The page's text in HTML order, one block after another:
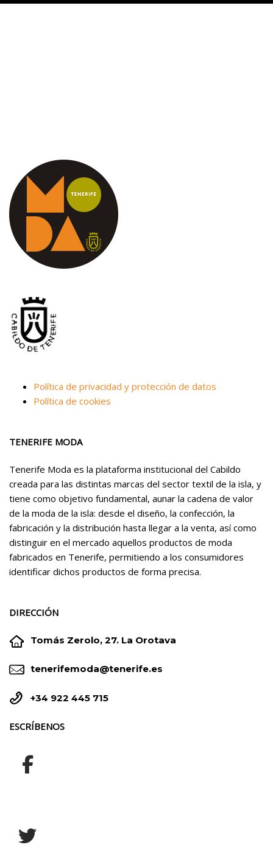
Política de privacidad y protección de datos
Política de cookies
TENERIFE MODA
Tenerife Moda es la plataforma institucional del Cabildo
creada para las distintas marcas del sector textil de la isla, y
tiene como objetivo fundamental, aunar la cadena de valor
de la moda de la isla: desde el diseño, la confección, la
fabricación y la distribución hasta llegar a la venta, así como
distinguir en el mercado aquellos productos de moda
fabricados en Tenerife, permitiendo a los consumidores
identificar dichos productos de forma precisa.
DIRECCIÓN

 Tomás Zerolo, 27. La Orotava

 tenerifemoda@tenerife.es

 +34 922 445 715
ESCRÍBENOS